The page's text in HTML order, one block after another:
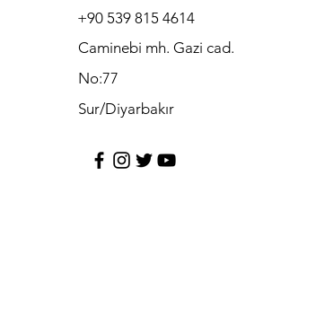
Caminebi mh. Gazi cad.
No:77
Sur/Diyarbakır
+90 539 815 4614